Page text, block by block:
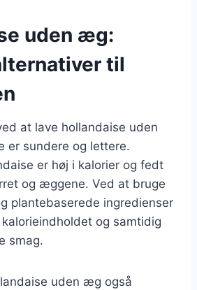
uden æg:
til
at lave hollandaise uden
er sundere og lettere.
er høj i kalorier og fedt
og æggene. Ved at bruge
plantebaserede ingredienser
og samtidig
smag.
uden æg også